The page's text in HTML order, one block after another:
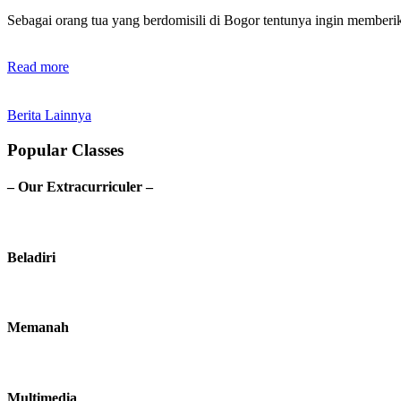
Sebagai orang tua yang berdomisili di Bogor tentunya ingin
Read more
Berita Lainnya
Popular Classes
– Our Extracurriculer –
Beladiri
Memanah
Multimedia